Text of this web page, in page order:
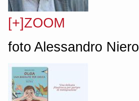
[+]ZOOM
foto Alessandro Niero